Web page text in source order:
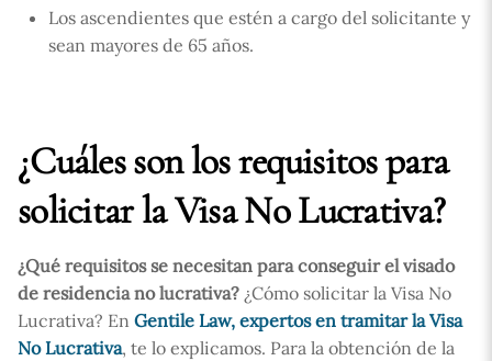
Los ascendientes que estén a cargo del solicitante y
sean mayores de 65 años.
¿Cuáles son los requisitos para
solicitar la Visa No Lucrativa?
¿Qué requisitos se necesitan para conseguir el visado
de residencia no lucrativa? ¿Cómo solicitar la Visa No
Lucrativa? En Gentile Law, expertos en tramitar la Visa
No Lucrativa, te lo explicamos. Para la obtención de la